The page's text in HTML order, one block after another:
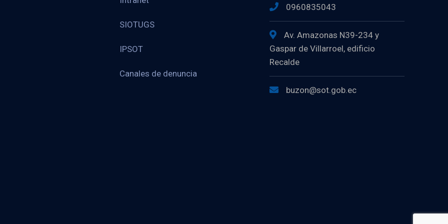
SIOTUGS
IPSOT
Canales de denuncia
0960835043
Av. Amazonas N39-234 y
Gaspar de Villarroel, edificio
Recalde
buzon@sot.gob.ec